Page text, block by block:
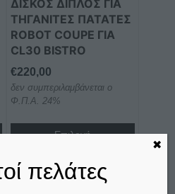
ΔΊΣΚΟΣ ΔΙΠΛΌΣ ΓΙΑ
ΤΗΓΑΝΙΤΈΣ ΠΑΤΆΤΕΣ
ROBOT COUPE ΓΙΑ
CL30 BISTRO
€220,00
δεν συμπεριλαμβάνεται ο
Φ.Π.Α. 24%
Επιλογή
να
επιλεγούν
στη
σελίδα
του
προϊόντος
πελάτες
✖